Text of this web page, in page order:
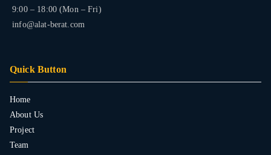
9:00 – 18:00 (Mon – Fri)
info@alat-berat.com
Quick Button
Home
About Us
Project
Team